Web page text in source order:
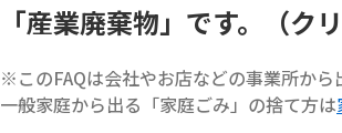
「産業廃棄物」です。（ク
※このFAQは会社やお店などの事業所から
一般家庭から出る「家庭ごみ」の捨て方は